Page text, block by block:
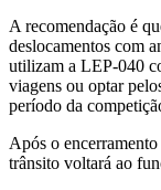
A recomendação é
deslocamentos com
utilizam a LEP-040
viagens ou optar
período da
Após o
trânsito voltará ao